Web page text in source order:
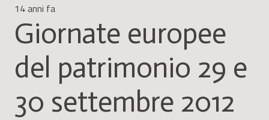
14 anni fa
Giornate europee
del patrimonio 29 e
30 settembre 2012